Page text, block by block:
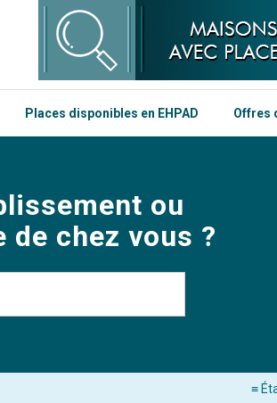
Places disponibles en EHPAD Offres
ou
de chez vous ?
≡